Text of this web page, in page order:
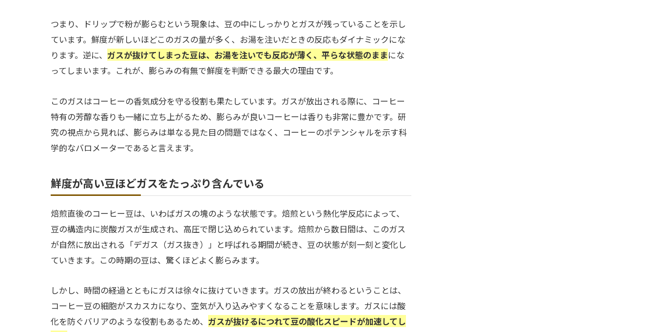
つまり、ドリップで粉が膨らむという現象は、豆の中にしっかりとガスが残っていることを示し
ています。鮮度が新しいほどこのガスの量が多く、お湯を注いだときの反応もダイナミックにな
ります。逆に、 ガスが抜けてしまった豆は、お湯を注いでも反応が薄く、平らな状態のままにな
ってしまいます。これが、膨らみの有無で鮮度を判断できる最大の理由です。
このガスはコーヒーの香気成分を守る役割も果たしています。ガスが放出される際に、コーヒー
特有の芳醇な香りも一緒に立ち上がるため、膨らみが良いコーヒーは香りも非常に豊かです。研
究の視点から見れば、膨らみは単なる見た目の問題ではなく、コーヒーのポテンシャルを示す科
学的なバロメーターであると言えます。
鮮度が高い豆ほどガスをたっぷり含んでいる
焙煎直後のコーヒー豆は、いわばガスの塊のような状態です。焙煎という熱化学反応によって、
豆の構造内に炭酸ガスが生成され、高圧で閉じ込められています。焙煎から数日間は、このガス
が自然に放出される「デガス（ガス抜き）」と呼ばれる期間が続き、豆の状態が刻一刻と変化し
ていきます。この時期の豆は、驚くほどよく膨らみます。
しかし、時間の経過とともにガスは徐々に抜けていきます。ガスの放出が終わるということは、
コーヒー豆の細胞がスカスカになり、空気が入り込みやすくなることを意味します。ガスには酸
化を防ぐバリアのような役割もあるため、 ガスが抜けるにつれて豆の酸化スピードが加速してし